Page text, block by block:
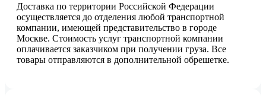
Доставка по территории Российской Федерации
осуществляется до отделения любой транспортной
компании, имеющей представительство в городе
Москве. Стоимость услуг транспортной компании
оплачивается заказчиком при получении груза. Все
товары отправляются в дополнительной обрешетке.